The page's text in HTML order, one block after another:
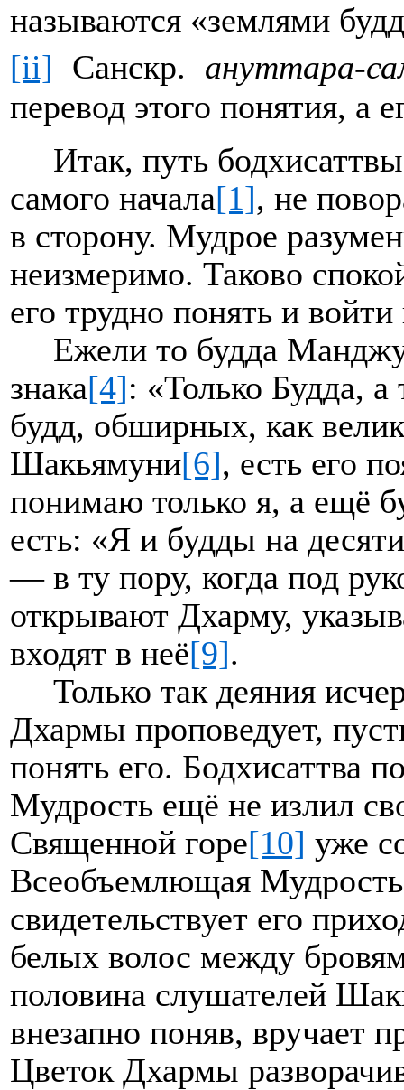
называются «землями
[ii] Санскр. ануттара-
перевод этого понятия, а
Итак, путь
самого начала[1], не
в сторону. Мудрое
неизмеримо. Таково
его трудно понять и
Ежели то будда
знака[4]: «Только Будда,
будд, обширных, как
Шакьямуни[6], есть его
понимаю только я, а ещё
есть: «Я и будды на
— в ту пору, когда под
открывают Дхарму,
входят в неё[9].
Только так деяния
Дхармы проповедует,
понять его. Бодхисаттва
Мудрость ещё не излил
Священной горе[10] уже
Всеобъемлющая
свидетельствует его
белых волос между
половина слушателей
внезапно поняв, вручает
Цветок Дхармы